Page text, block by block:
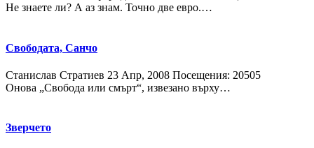
Не знаете ли? А аз знам. Точно две евро.…
Свободата, Санчо
Станислав Стратиев 23 Апр, 2008 Посещения: 20505
Онова „Свобода или смърт“, извезано върху…
Зверчето